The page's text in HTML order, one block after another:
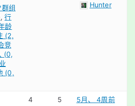
组
行
龄
(2,
竞
(0,
(0,
Hunter
4 5
5月、 4周前